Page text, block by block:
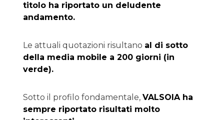
titolo ha riportato un deludente
andamento.
Le attuali quotazioni risultano al di sotto
della media mobile a 200 giorni (in
verde).
Sotto il profilo fondamentale, VALSOIA ha
sempre riportato risultati molto